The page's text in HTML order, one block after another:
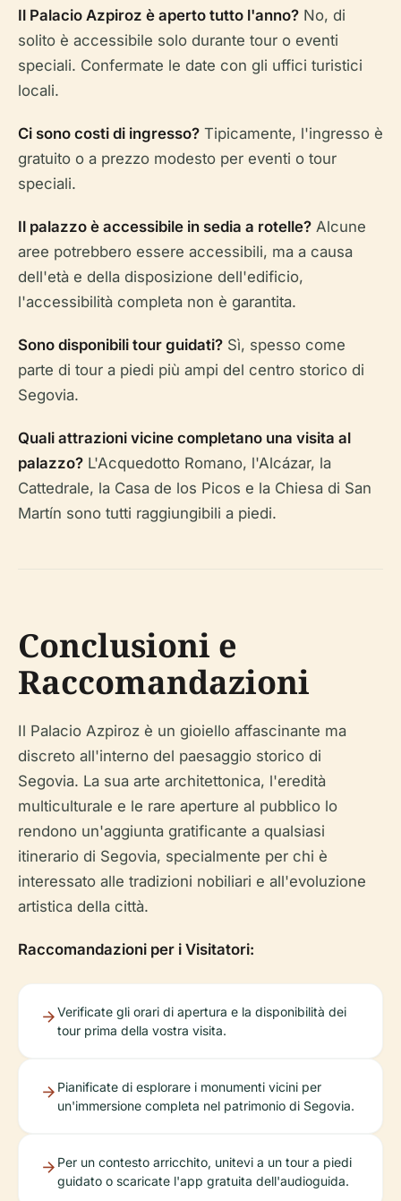
Il Palacio Azpiroz è aperto tutto l'anno? No, di
solito è accessibile solo durante tour o eventi
speciali. Confermate le date con gli uffici turistici
locali.
Ci sono costi di ingresso? Tipicamente, l'ingresso è
gratuito o a prezzo modesto per eventi o tour
speciali.
Il palazzo è accessibile in sedia a rotelle? Alcune
aree potrebbero essere accessibili, ma a causa
dell'età e della disposizione dell'edificio,
l'accessibilità completa non è garantita.
Sono disponibili tour guidati? Sì, spesso come
parte di tour a piedi più ampi del centro storico di
Segovia.
Quali attrazioni vicine completano una visita al
palazzo? L'Acquedotto Romano, l'Alcázar, la
Cattedrale, la Casa de los Picos e la Chiesa di San
Martín sono tutti raggiungibili a piedi.
Conclusioni e
Raccomandazioni
Il Palacio Azpiroz è un gioiello affascinante ma
discreto all'interno del paesaggio storico di
Segovia. La sua arte architettonica, l'eredità
multiculturale e le rare aperture al pubblico lo
rendono un'aggiunta gratificante a qualsiasi
itinerario di Segovia, specialmente per chi è
interessato alle tradizioni nobiliari e all'evoluzione
artistica della città.
Raccomandazioni per i Visitatori:
Verificate gli orari di apertura e la disponibilità dei
tour prima della vostra visita.
Pianificate di esplorare i monumenti vicini per
un'immersione completa nel patrimonio di Segovia.
Per un contesto arricchito, unitevi a un tour a piedi
guidato o scaricate l'app gratuita dell'audioguida.